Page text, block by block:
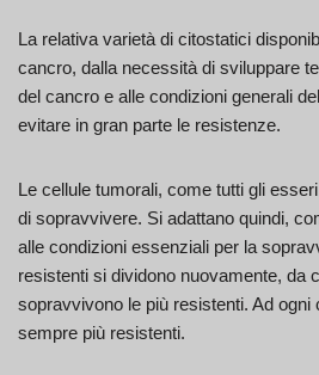
La relativa varietà di citostatici
cancro, dalla necessità di sviluppare
del cancro e alle condizioni generali
evitare in gran parte le resistenze.
Le cellule tumorali, come tutti gli
di sopravvivere. Si adattano quindi,
alle condizioni essenziali per la
resistenti si dividono nuovamente, da
sopravvivono le più resistenti. Ad ogni
sempre più resistenti.